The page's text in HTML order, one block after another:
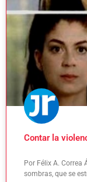
Contar la
Por Félix A. Correa
sombras, que se